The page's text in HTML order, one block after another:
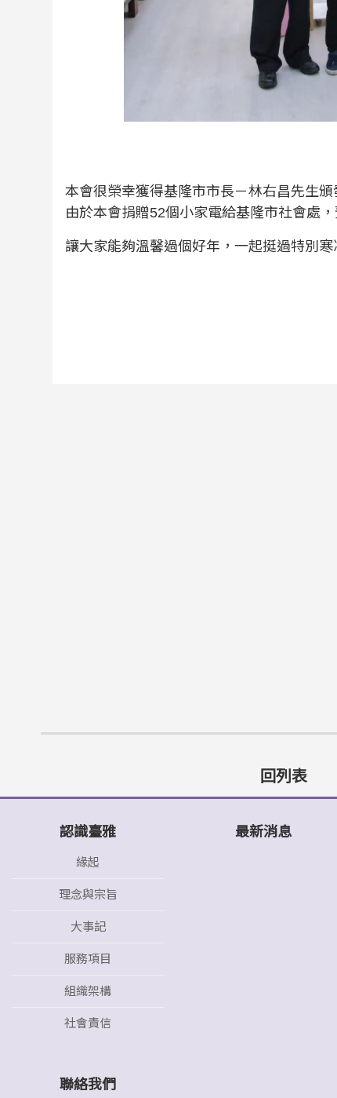
本會很榮幸獲得基隆市市長－林右昌先生頒
由於本會捐贈52個小家電給基隆市社會處
讓大家能夠溫馨過個好年，一起挺過特別寒
回列表
認識臺雅
緣起
理念與宗旨
大事記
服務項目
組織架構
社會責信
最新消息
聯絡我們